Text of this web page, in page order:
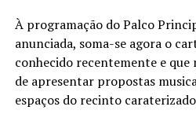
À programação do Palco
anunciada, soma-se agora o
conhecido recentemente e
de apresentar propostas
espaços do recinto